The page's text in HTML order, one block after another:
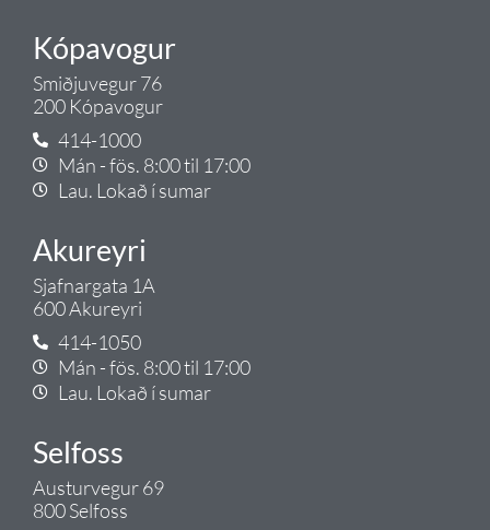
Kópavogur
Smiðjuvegur 76
200 Kópavogur
414-1000
Mán - fös. 8:00 til 17:00
Lau. Lokað í sumar
Akureyri
Sjafnargata 1A
600 Akureyri
414-1050
Mán - fös. 8:00 til 17:00
Lau. Lokað í sumar
Selfoss
Austurvegur 69
800 Selfoss